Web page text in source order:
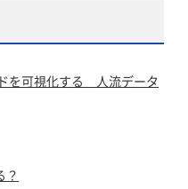
を可視化する 人流データ
？